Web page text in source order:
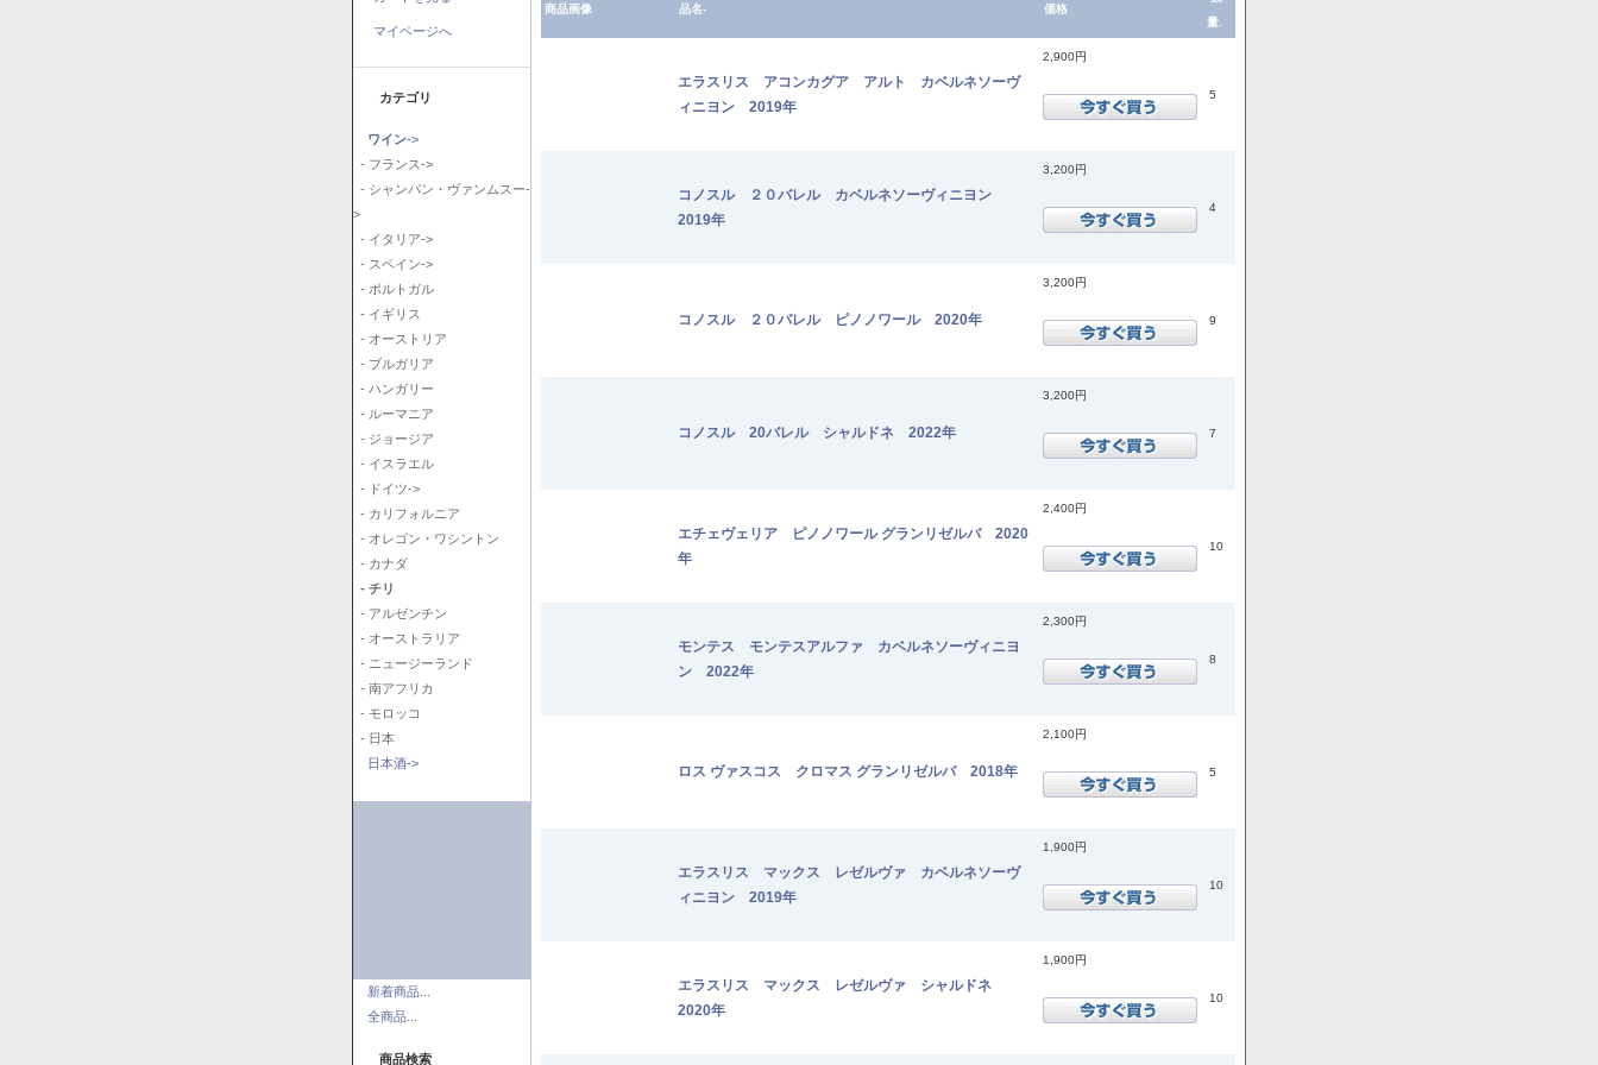
マイページへ
カテゴリ
ワイン->
- フランス->
- シャンパン・ヴァンムスー-
>
- イタリア->
- スペイン->
- ポルトガル
- イギリス
- オーストリア
- ブルガリア
- ハンガリー
- ルーマニア
- ジョージア
- イスラエル
- ドイツ->
- カリフォルニア
- オレゴン・ワシントン
- カナダ
- チリ
- アルゼンチン
- オーストラリア
- ニュージーランド
- 南アフリカ
- モロッコ
- 日本
日本酒->
新着商品...
全商品...
商品検索
商品画像 品名- 価格
量.
エラスリス アコンカグア アルト カベルネソーヴ
ィニヨン 2019年
2,900円
5
コノスル ２０バレル カベルネソーヴィニヨン
2019年
3,200円
4
コノスル ２０バレル ピノノワール 2020年
3,200円
9
コノスル 20バレル シャルドネ 2022年
3,200円
7
エチェヴェリア ピノノワール グランリゼルバ 2020
年
2,400円
10
モンテス モンテスアルファ カベルネソーヴィニヨ
ン 2022年
2,300円
8
ロス ヴァスコス クロマス グランリゼルバ 2018年
2,100円
5
エラスリス マックス レゼルヴァ カベルネソーヴ
ィニヨン 2019年
1,900円
10
エラスリス マックス レゼルヴァ シャルドネ
2020年
1,900円
10